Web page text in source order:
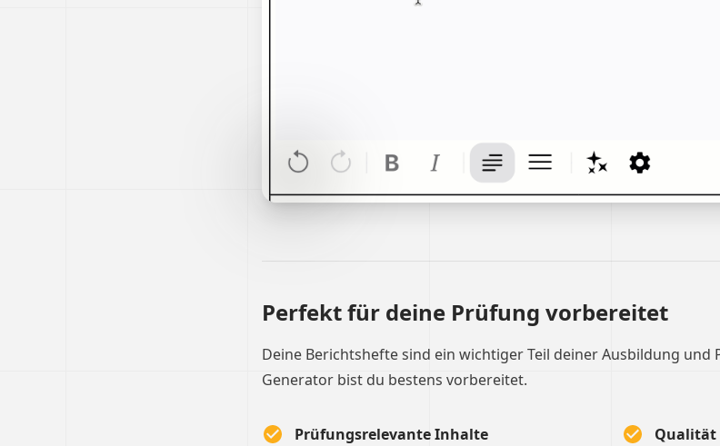
Perfekt für deine Prüfung vorbereitet
Deine Berichtshefte sind ein wichtiger Teil deiner Ausbildung
Generator bist du bestens vorbereitet.
Prüfungsrelevante Inhalte
Qualität